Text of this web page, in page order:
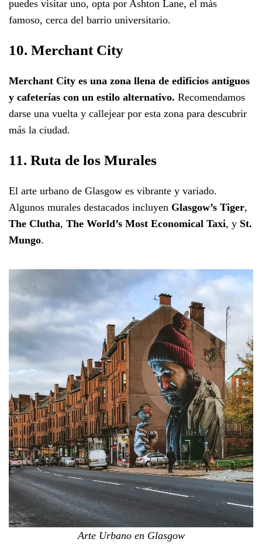
puedes visitar uno, opta por Ashton Lane, el más
famoso, cerca del barrio universitario.
10. Merchant City
Merchant City es una zona llena de edificios antiguos
y cafeterías con un estilo alternativo. Recomendamos
darse una vuelta y callejear por esta zona para descubrir
más la ciudad.
11. Ruta de los Murales
El arte urbano de Glasgow es vibrante y variado.
Algunos murales destacados incluyen Glasgow’s Tiger,
The Clutha, The World’s Most Economical Taxi, y St.
Mungo.
Arte Urbano en Glasgow